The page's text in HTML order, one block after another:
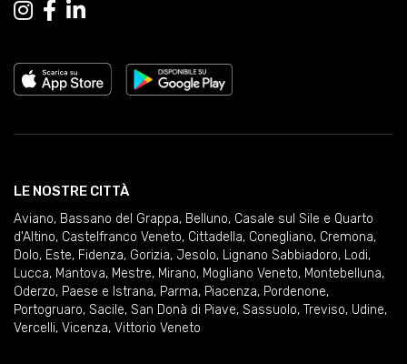
LE NOSTRE CITTÀ
Aviano, Bassano del Grappa, Belluno, Casale sul Sile e Quarto
d'Altino, Castelfranco Veneto, Cittadella, Conegliano, Cremona,
Dolo, Este, Fidenza, Gorizia, Jesolo, Lignano Sabbiadoro, Lodi,
Lucca, Mantova, Mestre, Mirano, Mogliano Veneto, Montebelluna,
Oderzo, Paese e Istrana, Parma, Piacenza, Pordenone,
Portogruaro, Sacile, San Donà di Piave, Sassuolo, Treviso, Udine,
Vercelli, Vicenza, Vittorio Veneto